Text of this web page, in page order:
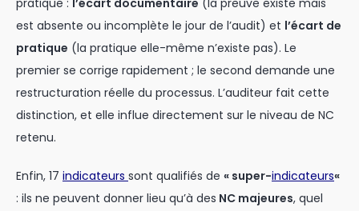
est absente ou incomplète le jour de l’audit) et l’écart de
pratique (la pratique elle-même n’existe pas). Le
premier se corrige rapidement ; le second demande une
restructuration réelle du processus. L’auditeur fait cette
distinction, et elle influe directement sur le niveau de NC
retenu.
Enfin, 17 indicateurs sont qualifiés de « super-indicateurs«
: ils ne peuvent donner lieu qu’à des NC majeures, quel